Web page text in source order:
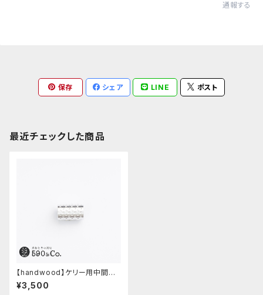
通報する
保存 シェア LINE ポスト
最近チェックした商品
【handwood】ケリー用中間パ
ーツ/カスタムグリップ (ディンプ
ル/超超ジュラルミン)
¥3,500